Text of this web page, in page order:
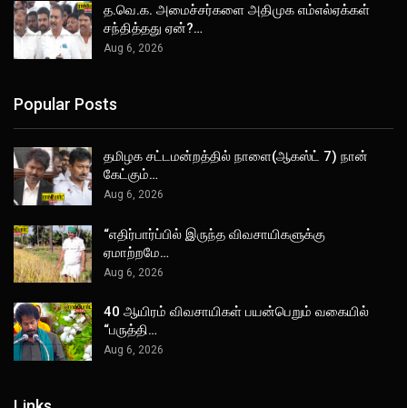
த.வெ.க. அமைச்சர்களை அதிமுக எம்எல்ஏக்கள்
சந்தித்தது ஏன்?…
Aug 6, 2026
Popular Posts
தமிழக சட்டமன்றத்தில் நாளை(ஆகஸ்ட் 7) நான்
கேட்கும்…
Aug 6, 2026
“எதிர்பார்ப்பில் இருந்த விவசாயிகளுக்கு
ஏமாற்றமே…
Aug 6, 2026
40 ஆயிரம் விவசாயிகள் பயன்பெறும் வகையில்
“பருத்தி…
Aug 6, 2026